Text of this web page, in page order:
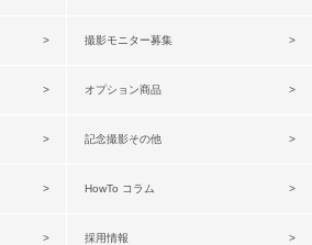
撮影モニター募集
オプション商品
記念撮影その他
HowTo コラム
採用情報